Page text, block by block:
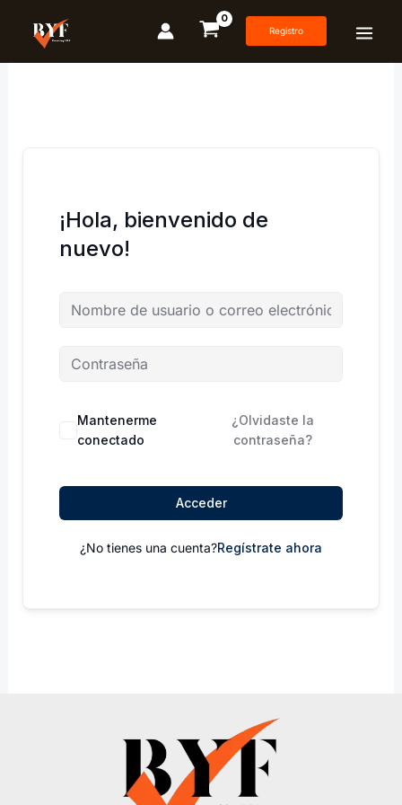
contenido
Registro
¡Hola, bienvenido de
nuevo!
Mantenerme
conectado
¿Olvidaste la
contraseña?
Acceder
¿No tienes una cuenta?Regístrate ahora